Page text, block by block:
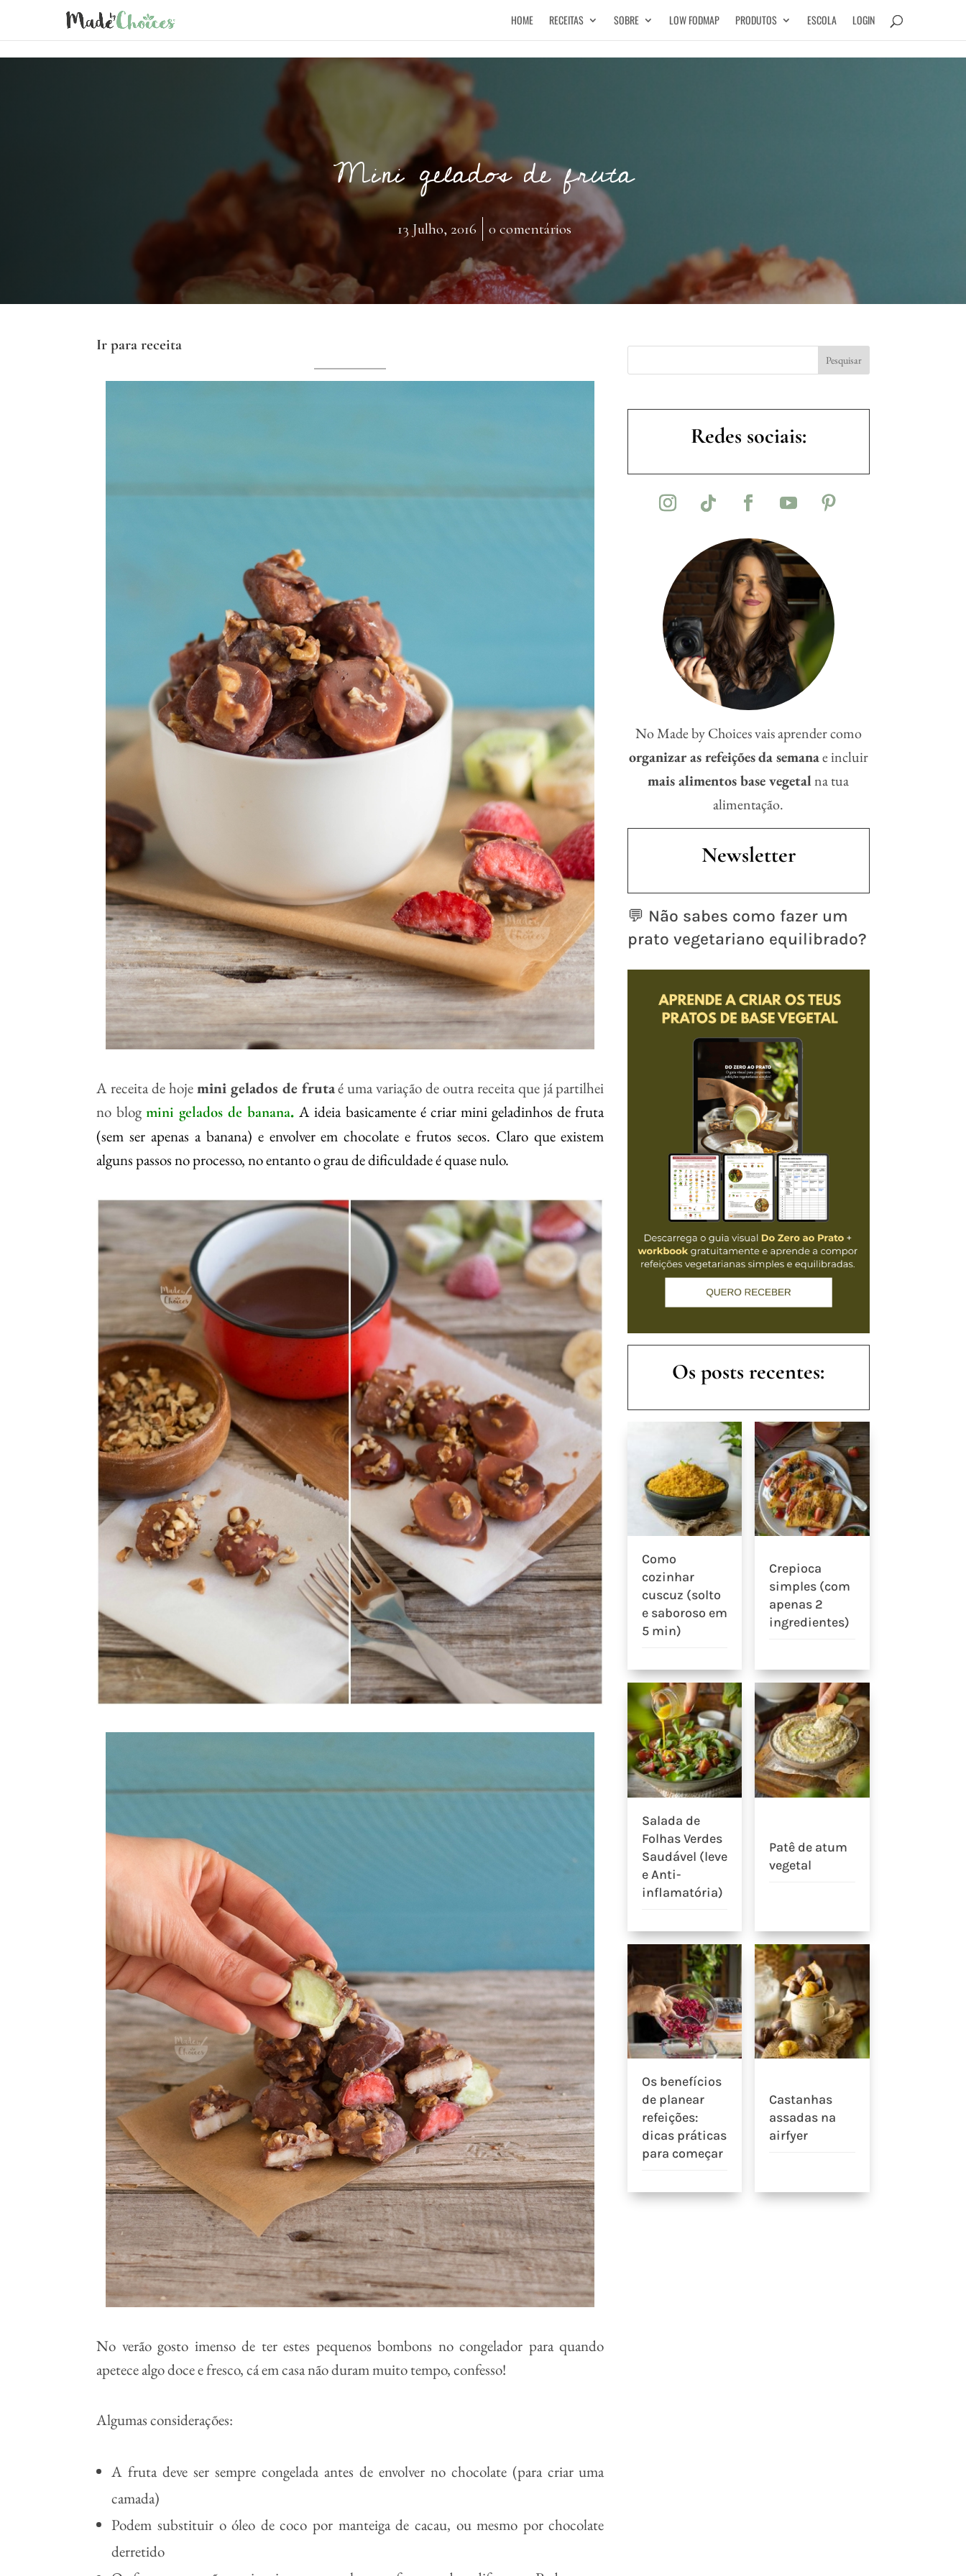
HOME RECEITAS SOBRE LOW FODMAP PRODUTOS ESCOLA LOGIN
Mini gelados de fruta
13 Julho, 2016 0 comentários
Ir para receita
A receita de hojemini gelados de frutaé uma variação de outra receita que já partilhei
no blog mini gelados de banana.A ideia basicamente é criar mini geladinhos de fruta
(sem ser apenas a banana) e envolver em chocolate e frutos secos. Claro que existem
alguns passos no processo, no entanto o grau de dificuldade é quase nulo.
No verão gosto imenso de ter estes pequenos bombons no congelador para quando
apetece algo doce e fresco, cá em casa não duram muito tempo, confesso!
Algumas considerações:
A fruta deve ser sempre congelada antes de envolver no chocolate (para criar uma
camada)
Podem substituir o óleo de coco por manteiga de cacau, ou mesmo por chocolate
derretido
Redes sociais:
No Made by Choices vais aprender como
organizar as refeiçõesda semanae incluir
mais alimentos base vegetalna tua
alimentação.
Newsletter
💬 Não sabes como fazer um
prato vegetariano equilibrado?
Os posts recentes:
Como
cozinhar
cuscuz (solto
e saboroso em
5 min)
Crepioca
simples (com
apenas 2
ingredientes)
Salada de
Folhas Verdes
Saudável (leve
e Anti-
inflamatória)
Patê de atum
vegetal
Os benefícios
de planear
refeições:
dicas práticas
para começar
Castanhas
assadas na
airfyer